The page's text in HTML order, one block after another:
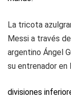
La tricota
Messi a través
argentino Ángel
su entrenador en
divisiones